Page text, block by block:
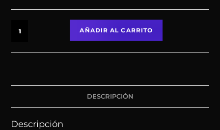
AÑADIR AL CARRITO
DESCRIPCIÓN
Descripción